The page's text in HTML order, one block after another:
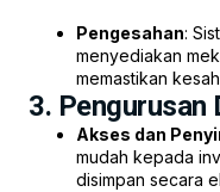
Pengesahan:
menyediakan
memastikan
3. Pengurusan
Akses dan
mudah kepada
disimpan secara